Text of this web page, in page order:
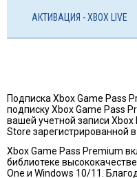
АКТИВАЦИЯ - XBOX LIVE
Подписка Xbox Game Pass
подписку Xbox Game Pass
вашей учетной записи
Store зарегистрированной
Xbox Game Pass Premium
библиотеке
One и Windows 10/11.